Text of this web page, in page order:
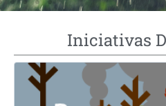
Iniciativas